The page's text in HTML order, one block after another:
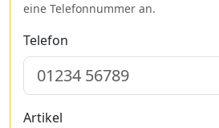
eine Telefonnummer an.
Telefon
Artikel